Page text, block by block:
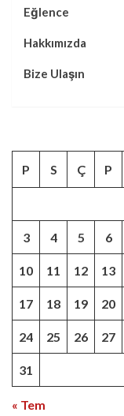
Eğlence
Hakkımızda
Bize Ulaşın
P S Ç P
3 4 5 6
10 11 12 13
17 18 19 20
24 25 26 27
31
« Tem